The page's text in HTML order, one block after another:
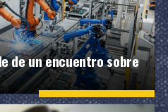
de un encuentro sobre